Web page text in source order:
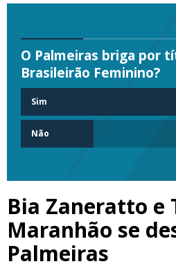
O Palmeiras briga por
Brasileirão Feminino?
Sim
Não
Bia Zaneratto e
Maranhão se
Palmeiras